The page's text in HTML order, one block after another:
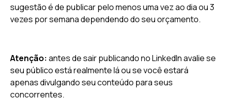
sugestão é de publicar pelo menos uma vez ao dia ou 3
vezes por semana dependendo do seu orçamento.
Atenção: antes de sair publicando no LinkedIn avalie se
seu público está realmente lá ou se você estará
apenas divulgando seu conteúdo para seus
concorrentes.